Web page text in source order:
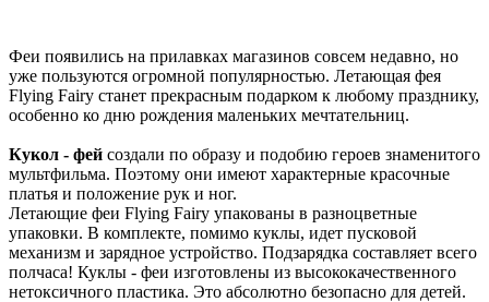
Феи появились на прилавках магазинов совсем недавно, но
уже пользуются огромной популярностью. Летающая фея
Flying Fairy станет прекрасным подарком к любому празднику,
особенно ко дню рождения маленьких мечтательниц.
Кукол - фей создали по образу и подобию героев знаменитого
мультфильма. Поэтому они имеют характерные красочные
платья и положение рук и ног.
Летающие феи Flying Fairy упакованы в разноцветные
упаковки. В комплекте, помимо куклы, идет пусковой
механизм и зарядное устройство. Подзарядка составляет всего
полчаса! Куклы - феи изготовлены из высококачественного
нетоксичного пластика. Это абсолютно безопасно для детей.